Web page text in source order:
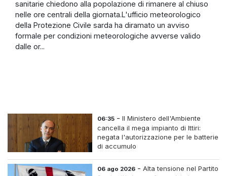
sanitarie chiedono alla popolazione di rimanere al chiuso
nelle ore centrali della giornata.L'ufficio meteorologico
della Protezione Civile sarda ha diramato un avviso
formale per condizioni meteorologiche avverse valido
dalle or...
06:35 -Il Ministero dell'Ambiente
cancella il mega impianto di Ittiri:
negata l'autorizzazione per le batterie
di accumulo
06 ago 2026 -Alta tensione nel Partito